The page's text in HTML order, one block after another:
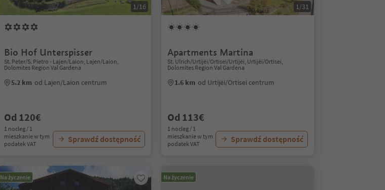
1/16
Bio Hof Unterspisser
St. Peter/S. Pietro - Lajen/Laion, Lajen/Laion,
Dolomites Region Val Gardena
5.2 km od Lajen/Laion centrum
Od 120€
1 nocleg / 1
mieszkanie w tym
podatek VAT
Sprawdź dostępność
1/31
Apartments Martina
St. Ulrich/Urtijëi/Ortisei/Urtijëi, Urtijëi/Ortisei,
Dolomites Region Val Gardena
1.6 km od Urtijëi/Ortisei centrum
Od 113€
1 nocleg / 1
mieszkanie w tym
podatek VAT
Sprawdź dostępność
Na życzenie Na życzenie